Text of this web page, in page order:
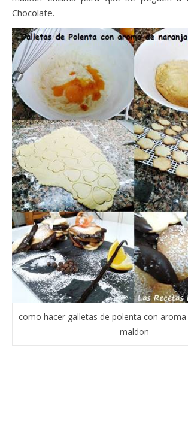
Chocolate.
como hacer galletas de polenta con aroma
maldon